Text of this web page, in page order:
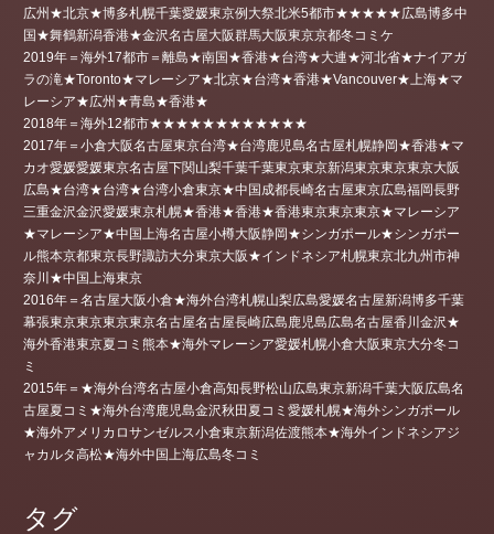
広州★北京★博多札幌千葉愛媛東京例大祭北米5都市★★★★★広島博多中
国★舞鶴新潟香港★金沢名古屋大阪群馬大阪東京京都冬コミケ
2019年＝海外17都市＝離島★南国★香港★台湾★大連★河北省★ナイアガ
ラの滝★Toronto★マレーシア★北京★台湾★香港★Vancouver★上海★マ
レーシア★広州★青島★香港★
2018年＝海外12都市★★★★★★★★★★★★
2017年＝小倉大阪名古屋東京台湾★台湾鹿児島名古屋札幌静岡★香港★マ
カオ愛媛愛媛東京名古屋下関山梨千葉千葉東京東京新潟東京東京東京大阪
広島★台湾★台湾★台湾小倉東京★中国成都長崎名古屋東京広島福岡長野
三重金沢金沢愛媛東京札幌★香港★香港★香港東京東京東京★マレーシア
★マレーシア★中国上海名古屋小樽大阪静岡★シンガポール★シンガポー
ル熊本京都東京長野諏訪大分東京大阪★インドネシア札幌東京北九州市神
奈川★中国上海東京
2016年＝名古屋大阪小倉★海外台湾札幌山梨広島愛媛名古屋新潟博多千葉
幕張東京東京東京東京名古屋名古屋長崎広島鹿児島広島名古屋香川金沢★
海外香港東京夏コミ熊本★海外マレーシア愛媛札幌小倉大阪東京大分冬コ
ミ
2015年＝★海外台湾名古屋小倉高知長野松山広島東京新潟千葉大阪広島名
古屋夏コミ★海外台湾鹿児島金沢秋田夏コミ愛媛札幌★海外シンガポール
★海外アメリカロサンゼルス小倉東京新潟佐渡熊本★海外インドネシアジ
ャカルタ高松★海外中国上海広島冬コミ
タグ